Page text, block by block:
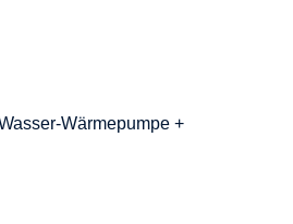
Wärmepumpe +